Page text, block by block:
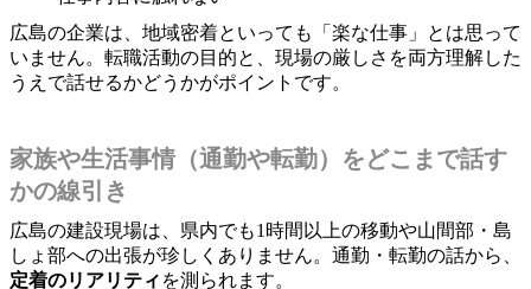
広島の企業は、地域密着といっても「楽な仕事」とは思って
いません。転職活動の目的と、現場の厳しさを両方理解した
うえで話せるかどうかがポイントです。
家族や生活事情（通勤や転勤）をどこまで話す
かの線引き
広島の建設現場は、県内でも1時間以上の移動や山間部・島
しょ部への出張が珍しくありません。通勤・転勤の話から、
定着のリアリティ を測られます。